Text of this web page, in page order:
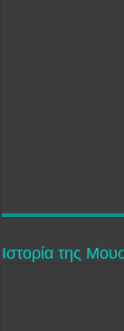
Ιστορία της